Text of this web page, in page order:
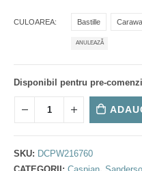
CULOAREA Bastille
ANULEAZĂ
Disponibil pentru pre-comenzi
SKU: DCPW216760